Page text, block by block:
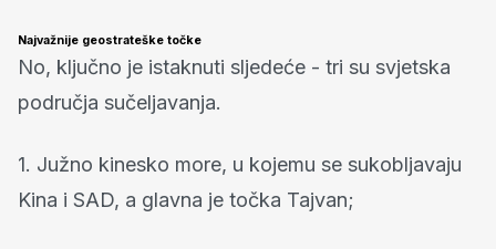
Najvažnije geostrateške točke
No, ključno je istaknuti sljedeće - tri su svjetska
područja sučeljavanja.
1. Južno kinesko more, u kojemu se sukobljavaju
Kina i SAD, a glavna je točka Tajvan;